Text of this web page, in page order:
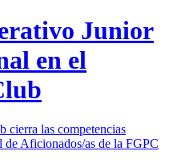
Junior
en el